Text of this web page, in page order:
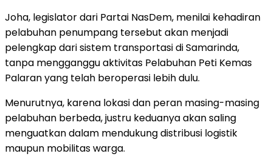
Joha, legislator dari Partai NasDem, menilai kehadiran
pelabuhan penumpang tersebut akan menjadi
pelengkap dari sistem transportasi di Samarinda,
tanpa mengganggu aktivitas Pelabuhan Peti Kemas
Palaran yang telah beroperasi lebih dulu.
Menurutnya, karena lokasi dan peran masing-masing
pelabuhan berbeda, justru keduanya akan saling
menguatkan dalam mendukung distribusi logistik
maupun mobilitas warga.